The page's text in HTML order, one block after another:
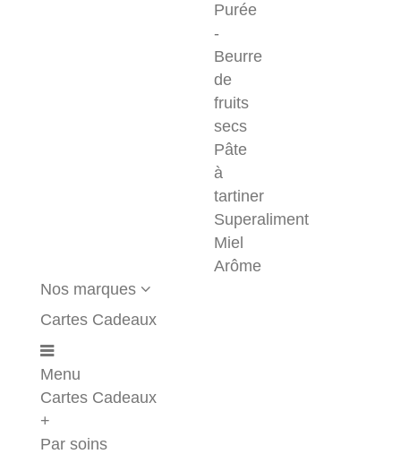
Purée
-
Beurre
de
fruits
secs
Pâte
à
tartiner
Superaliment
Miel
Arôme
Nos marques
Cartes Cadeaux
Menu
Cartes Cadeaux
+
Par soins